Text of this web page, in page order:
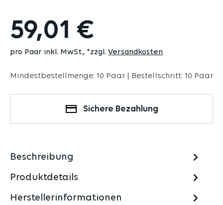
59,01 €
pro Paar inkl. MwSt. *zzgl. Versandkosten
Mindestbestellmenge: 10 Paar | Bestellschritt: 10 Paar
Sichere Bezahlung
Beschreibung
Produktdetails
Herstellerinformationen